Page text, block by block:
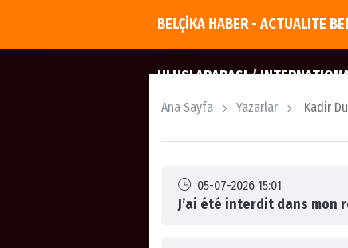
BELÇİKA HABER - ACTUALITE
ULUSLARARASI /
Ana Sayfa Yazarlar Kadir
05-07-2026 15:01
J’ai été interdit dans mon